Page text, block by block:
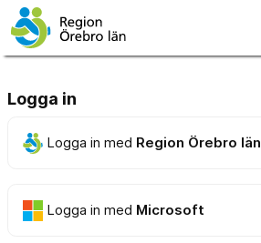
Logga in
Logga in med Region Örebro län
Logga in med Microsoft